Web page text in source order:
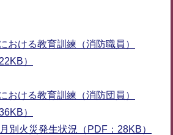
おける教育訓練（消防職員）
）
おける教育訓練（消防団員）
）
月別火災発生状況（PDF：28KB）